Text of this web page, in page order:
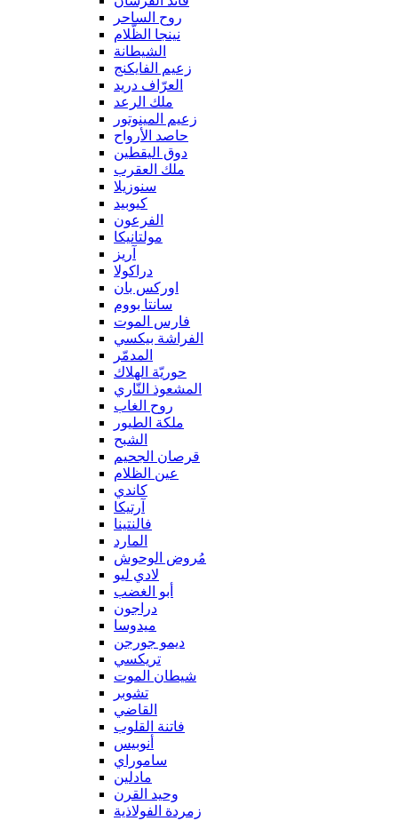
روح الساحر
نينجا الظّلام
الشيطانة
زعيم الفايكنج
العرّاف دريد
ملك الرعد
زعيم المينوتور
حاصد الأرواح
دوق اليقطين
ملك العقرب
سنوزيلا
كيوبيد
الفرعون
مولتانيكا
آريز
دراكولا
اوركس بان
سانتا بووم
فارس الموت
الفراشة بيكسي
المدمّر
حوريّة الهلاك
المشعوذ النّاري
روح الغاب
ملكة الطيور
الشبح
قرصان الجحيم
عين الظلام
كاندي
آرتيكا
فالنتينا
المارد
مُروض الوحوش
لادي ليو
أبو الغضب
دراجون
ميدوسا
ديمو جورجن
تريكسي
شيطان الموت
تشوبر
القاضي
فاتنة القلوب
أنوبيس
ساموراي
مادلين
وحيد القرن
زمردة الفولاذية